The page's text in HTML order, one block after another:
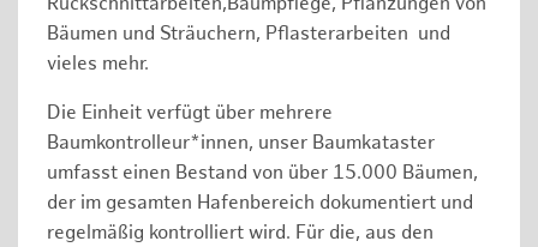
Bäumen und Sträuchern, Pflasterarbeiten und
vieles mehr.
Die Einheit verfügt über mehrere
Baumkontrolleur*innen, unser Baumkataster
umfasst einen Bestand von über 15.000 Bäumen,
der im gesamten Hafenbereich dokumentiert und
regelmäßig kontrolliert wird. Für die, aus den